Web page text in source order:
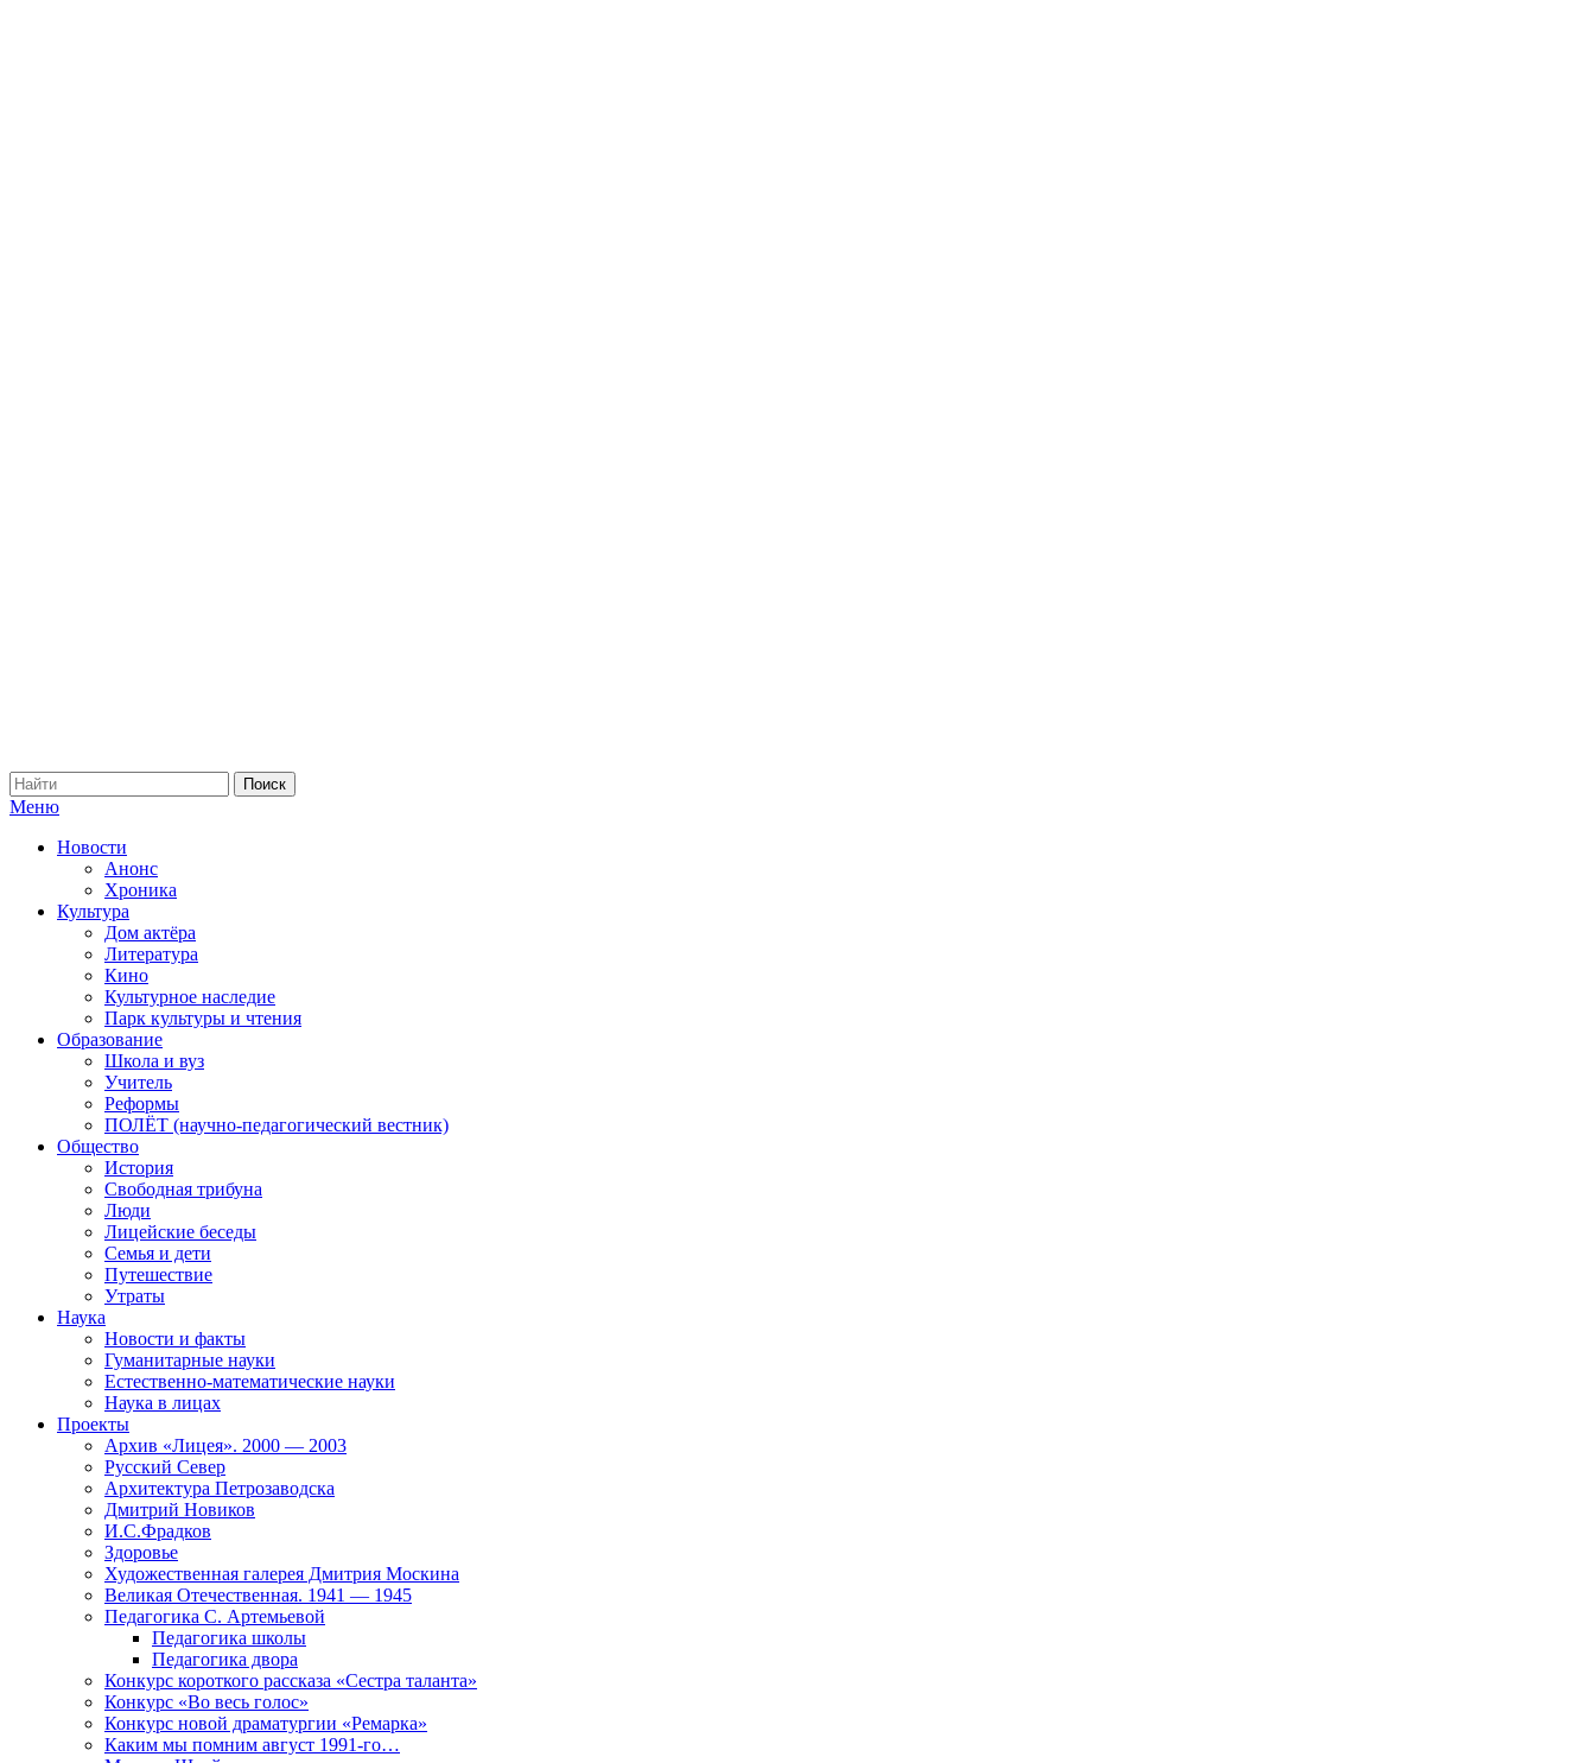
Меню
Новости
Анонс
Хроника
Культура
Дом актёра
Литература
Кино
Культурное наследие
Парк культуры и чтения
Образование
Школа и вуз
Учитель
Реформы
ПОЛЁТ (научно-педагогический вестник)
Общество
История
Свободная трибуна
Люди
Лицейские беседы
Семья и дети
Путешествие
Утраты
Наука
Новости и факты
Гуманитарные науки
Естественно-математические науки
Наука в лицах
Проекты
Архив «Лицея». 2000 — 2003
Русский Север
Архитектура Петрозаводска
Дмитрий Новиков
И.С.Фрадков
Здоровье
Художественная галерея Дмитрия Москина
Великая Отечественная. 1941 — 1945
Педагогика С. Артемьевой
Педагогика школы
Педагогика двора
Конкурс короткого рассказа «Сестра таланта»
Конкурс «Во весь голос»
Конкурс новой драматургии «Ремарка»
Каким мы помним август 1991-го…